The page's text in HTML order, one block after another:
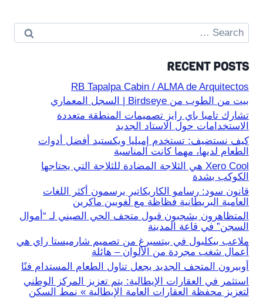
Search
for:
RECENT POSTS
RB Tapalpa Cabin / ALMA de Arquitectos
بيت من الطوب من Birdseye | السجل المعماري
تشارك تامبا باي رايز تصميمات المنطقة متعددة
الاستخدامات حول الاستاد الجديد
كيف نستضيف: تستخدم إميليا ويكستيد أفضل أدوات
الطعام لديها، مهما كانت المناسبة
Xero Cool هي الثلاجة المضادة للثلاجة التي يحتاجها
الكوكب بشدة
قانون سود: رسامو الكاريكاتير يرسمون أكثر اللغات
العامية البريطانية فظاظة مع لغويين ماكرين
المتظاهرون يشجبون قبول متحف الحي الصيني لـ “أموال
السجن” في قاعة المدينة
ملاعب بيكلبول في بيتسبرغ من تصميم شارميستا راي هي
أعمال شغب مجردة من الألوان – هائلة
أوبيرون المتحف الجديد يجعل تناول الطعام المستدام فنًا
استثمر في العقارات الإيطالية: يتم تعزيز المركز الوطني
لتعزيز محفظة العقارات العامة الإيطالية » نمط السكن